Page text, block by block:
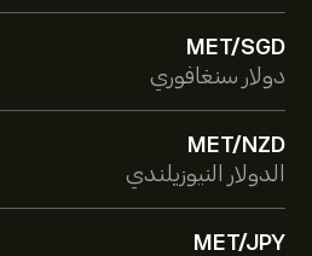
MET/SGD
دولار سنغافوري
MET/NZD
الدولار النيوزيلندي
MET/JPY